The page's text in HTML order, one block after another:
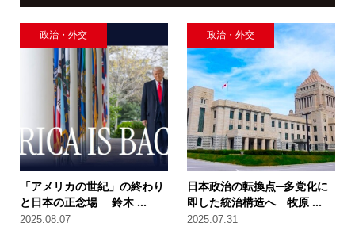
政治・外交
「アメリカの世紀」の終わり
と日本の正念場 鈴木 ...
2025.08.07
政治・外交
日本政治の転換点─多党化に
即した統治構造へ 牧原 ...
2025.07.31